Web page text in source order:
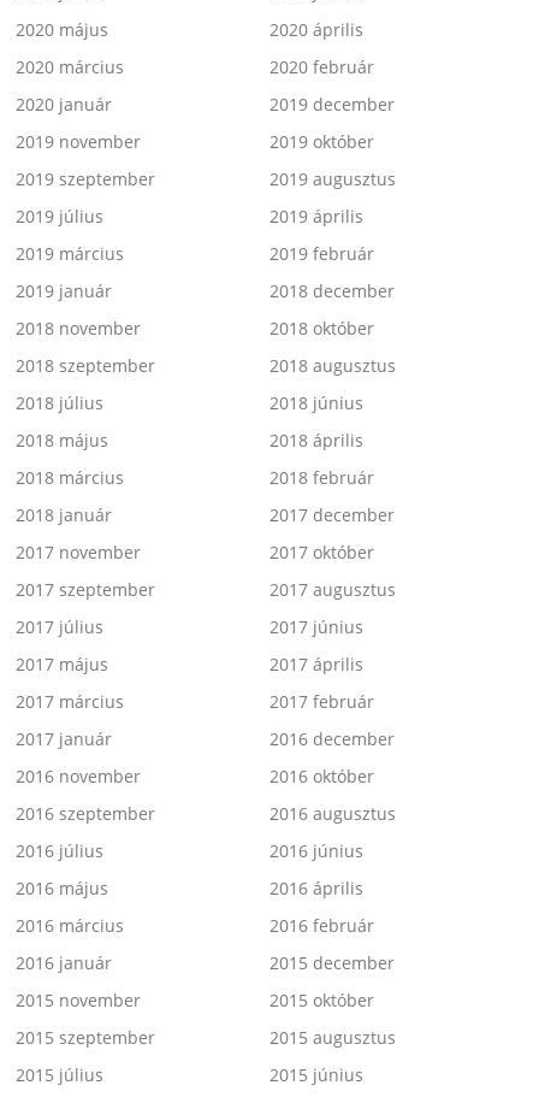
2020 május
2020 április
2020 március
2020 február
2020 január
2019 december
2019 november
2019 október
2019 szeptember
2019 augusztus
2019 július
2019 április
2019 március
2019 február
2019 január
2018 december
2018 november
2018 október
2018 szeptember
2018 augusztus
2018 július
2018 június
2018 május
2018 április
2018 március
2018 február
2018 január
2017 december
2017 november
2017 október
2017 szeptember
2017 augusztus
2017 július
2017 június
2017 május
2017 április
2017 március
2017 február
2017 január
2016 december
2016 november
2016 október
2016 szeptember
2016 augusztus
2016 július
2016 június
2016 május
2016 április
2016 március
2016 február
2016 január
2015 december
2015 november
2015 október
2015 szeptember
2015 augusztus
2015 július
2015 június